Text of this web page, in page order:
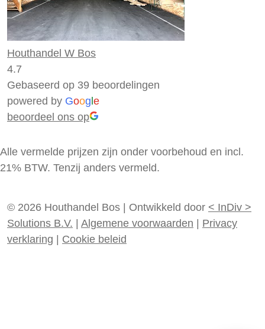
Houthandel W Bos
4.7
Gebaseerd op 39 beoordelingen
powered by Goog e
beoordeel ons op
Alle vermelde prijzen zijn onder voorbehoud en incl.
21% BTW. Tenzij anders vermeld.
© 2026 Houthandel Bos Ontwikkeld door < InDiv >
Solutions B.V.
Algemene voorwaarden
Privacy
verklaring
Cookie beleid